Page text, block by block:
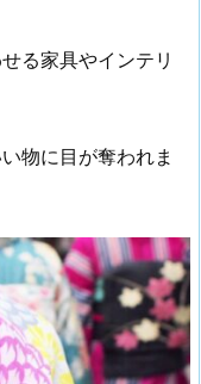
る家具やインテリ
物に目が奪われま